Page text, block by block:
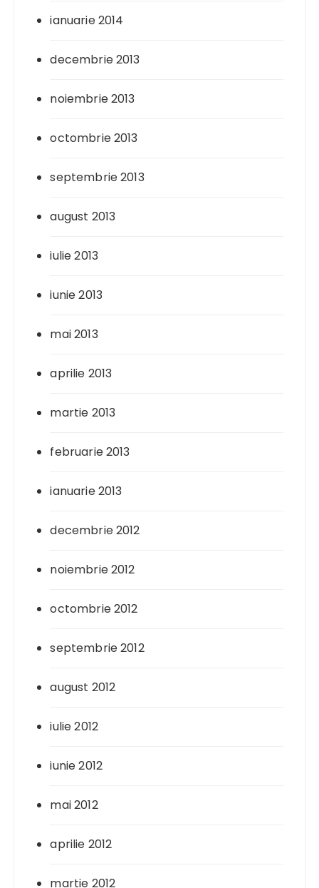
ianuarie 2014
decembrie 2013
noiembrie 2013
octombrie 2013
septembrie 2013
august 2013
iulie 2013
iunie 2013
mai 2013
aprilie 2013
martie 2013
februarie 2013
ianuarie 2013
decembrie 2012
noiembrie 2012
octombrie 2012
septembrie 2012
august 2012
iulie 2012
iunie 2012
mai 2012
aprilie 2012
martie 2012